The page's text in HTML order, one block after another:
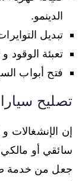
الدينمو.
تبديل
تعبئة الوقود
فتح أبواب
تصليح
إن الإنشغالات
سائقي أو
جعل من خدمة